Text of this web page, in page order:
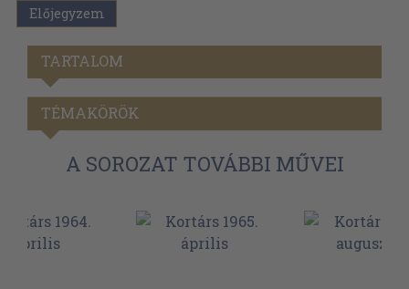
Előjegyzem
TARTALOM
TÉMAKÖRÖK
A SOROZAT TOVÁBBI MŰVEI